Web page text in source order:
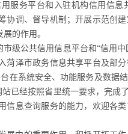
服务平台和入驻机构信用信
协调、督导机制；开展示范创
的作用。
级公共信用信息平台和“信用
菏泽市政务信息共享平台及部
在系统安全、功能服务及数据
已经按照省里统一要求，完成
信息查询服务的能力，欢迎各